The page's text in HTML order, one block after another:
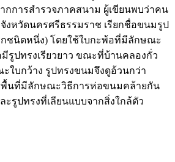
กการสำรวจภาคสนาม ผู้เขียนพบว่าคน
งหวัดนครศรีธรรมราช เรียกชื่อขนมรูป
กชนิดหนึ่ง) โดยใช้ใบกะพ้อที่มีลักษณะ
รูปทรงเรียวยาว ขณะที่บ้านคลองกั่ว
ใบกว้าง รูปทรงขนมจึงดูอ้วนกว่า
พื้นที่มีลักษณะวิธีการห่อขนมคล้ายกัน
ะรูปทรงที่เลียนแบบจากสิ่งใกล้ตัว